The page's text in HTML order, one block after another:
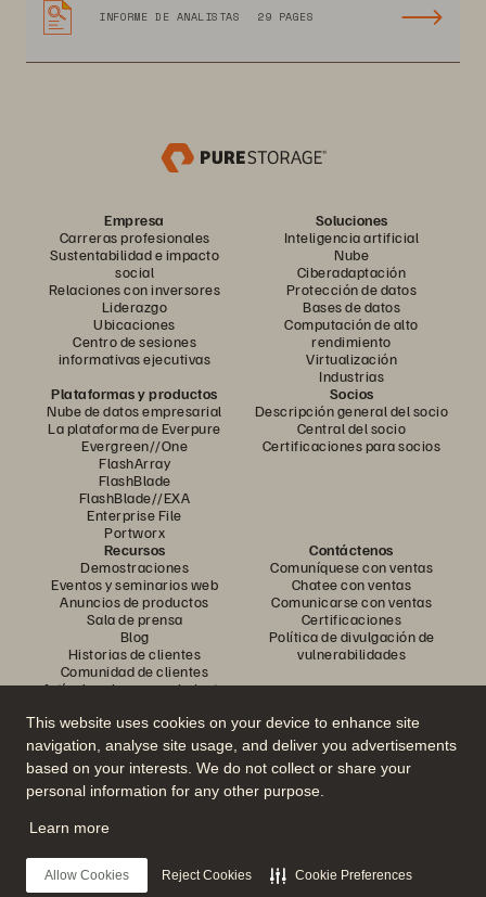
This website uses cookies on your device to enhance site
navigation, analyse site usage, and deliver you advertisements
based on your interests. We do not collect or share your
personal information for any other purpose.
Learn more
Allow Cookies Reject Cookies Cookie Preferences
INFORME DE ANALISTAS 29 PAGES
Empresa
Carreras profesionales
Sustentabilidad e impacto
social
Relaciones con inversores
Liderazgo
Ubicaciones
Centro de sesiones
informativas ejecutivas
Soluciones
Inteligencia artificial
Nube
Ciberadaptación
Protección de datos
Bases de datos
Computación de alto
rendimiento
Virtualización
Industrias
Plataformas y productos
Nube de datos empresarial
La plataforma de Everpure
Evergreen//One
FlashArray
FlashBlade
FlashBlade//EXA
Enterprise File
Portworx
Socios
Descripción general del socio
Central del socio
Certificaciones para socios
Recursos
Demostraciones
Eventos y seminarios web
Anuncios de productos
Sala de prensa
Blog
Historias de clientes
Comunidad de clientes
Artículo sobre conocimiento
Contáctenos
Comuníquese con ventas
Chatee con ventas
Comunicarse con ventas
Certificaciones
Política de divulgación de
vulnerabilidades
Únase a la conversación
Siga todos los canales sociales oficiales de Everpure
© 2026 Everpure, Inc. Todos los derechos reservados.
Privacidad
Términos del sitio web Legal
Centro de confianza